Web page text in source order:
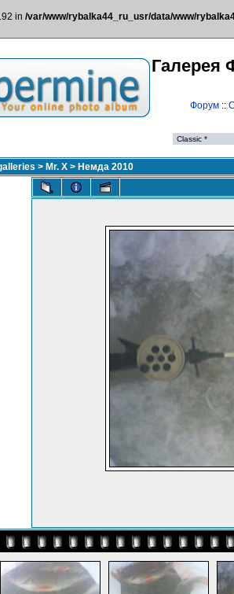
in /var/www/rybalka44_ru_usr/data/www/
Галерея
Форум::
> Mr. X > Немда 2010